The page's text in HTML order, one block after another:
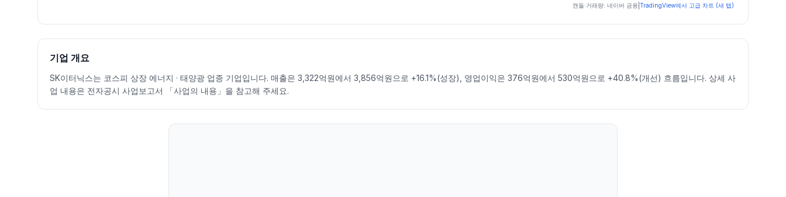
2026.07.03
54000542004540047750-9.393894546
2026.07.06
47300488504130042900-10.163086003
2026.07.07
42000
2026.07.09
412004385041200425003.16
1918387
2026.07.10
437004445042500428500.82 1611365
2026.07.13
4355052500435504805012.14 8240685
488001.56
캔들·거래량: 네이버 금융 TradingView에서 고급 차트 (새 탭)
기업 개요
SK이터닉스는 코스피 상장 에너지 · 태양광 업종 기업입니다. 매출은 3,322억원에서 3,856억원으로 +16.1%(성장), 영업이익은 376억원에서 530억원으로 +40.8%(개선) 흐름입니다. 상세 사
업 내용은 전자공시 사업보고서 「사업의 내용」을 참고해 주세요.